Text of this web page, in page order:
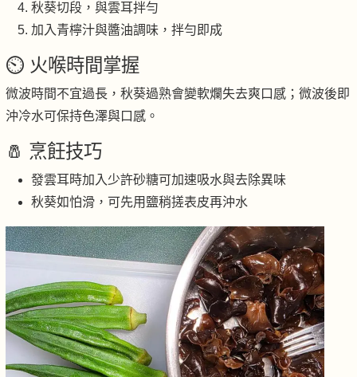
秋葵切段，與雲耳拌勻
加入青檸汁與醬油調味，拌勻即成
⏲️ 火喉時間掌握
微波時間不宜過長，秋葵過熟會變軟爛失去爽口感；微波後即
沖冷水可保持色澤與口感。
🧂 烹飪技巧
發雲耳時加入少許砂糖可加速吸水與去除異味
秋葵如怕滑，可先用鹽稍搓表皮再沖水